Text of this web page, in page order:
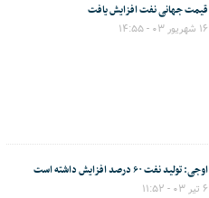
قیمت جهانی نفت افزایش یافت
۱۶ شهریور ۰۳ - ۱۴:۵۵
اوجی: تولید نفت ۶۰ درصد افزایش داشته است
۶ تیر ۰۳ - ۱۱:۵۲